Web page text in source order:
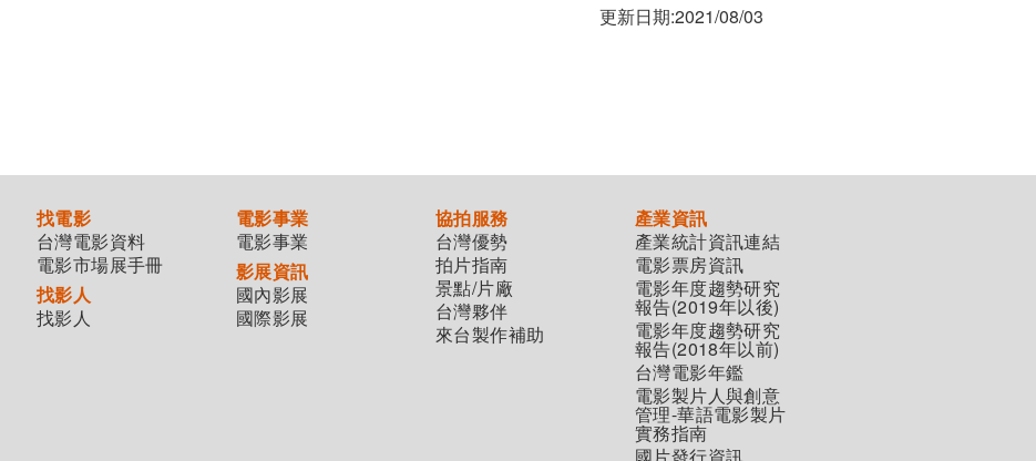
更新日期:2021/08/03
找電影
台灣電影資料
電影市場展手冊
找影人
找影人
電影事業
電影事業
影展資訊
國內影展
國際影展
協拍服務
台灣優勢
拍片指南
景點/片廠
台灣夥伴
來台製作補助
產業資訊
產業統計資訊連結
電影票房資訊
電影年度趨勢研究
報告(2019年以後)
電影年度趨勢研究
報告(2018年以前)
台灣電影年鑑
電影製片人與創意
管理-華語電影製片
實務指南
國片發行資訊